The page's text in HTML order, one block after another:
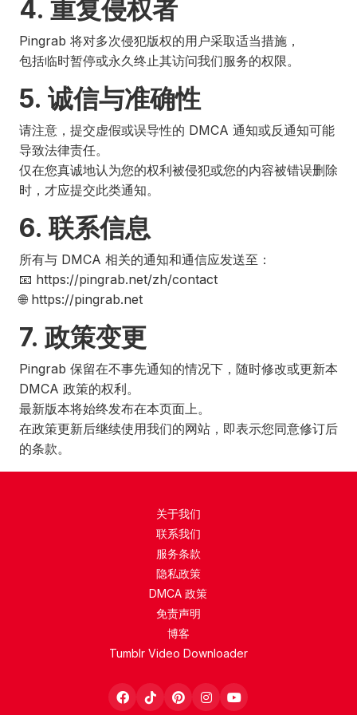
4. 重复侵权者
Pingrab 将对多次侵犯版权的用户采取适当措施，
包括临时暂停或永久终止其访问我们服务的权限。
5. 诚信与准确性
请注意，提交虚假或误导性的 DMCA 通知或反通知可能
导致法律责任。
仅在您真诚地认为您的权利被侵犯或您的内容被错误删除
时，才应提交此类通知。
6. 联系信息
所有与 DMCA 相关的通知和通信应发送至：
📧 https://pingrab.net/zh/contact
🌐 https://pingrab.net
7. 政策变更
Pingrab 保留在不事先通知的情况下，随时修改或更新本
DMCA 政策的权利。
最新版本将始终发布在本页面上。
在政策更新后继续使用我们的网站，即表示您同意修订后
的条款。
关于我们
联系我们
服务条款
隐私政策
DMCA 政策
免责声明
博客
Tumblr Video Downloader